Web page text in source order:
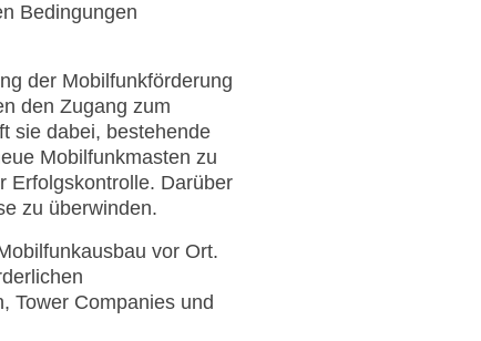
Bedingungen
der Mobilfunkförderung
den Zugang zum
sie dabei, bestehende
Mobilfunkmasten zu
Erfolgskontrolle. Darüber
zu überwinden.
vor Ort.
Tower Companies und